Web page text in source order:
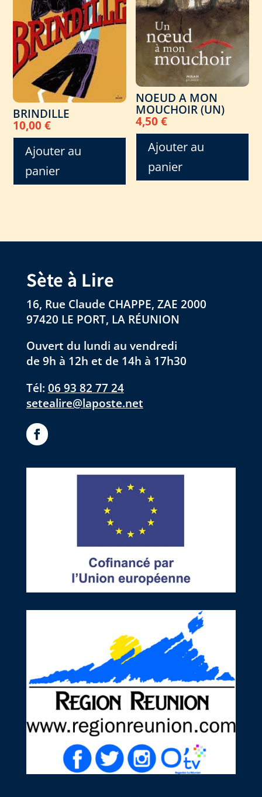
BRINDILLE
10,00€
Ajouter au
panier
NOEUD A MON
MOUCHOIR (UN)
4,50€
Ajouter au
panier
Sète à Lire
16, Rue Claude CHAPPE, ZAE 2000
97420 LE PORT, LA RÉUNION
Ouvert du lundi au vendredi
de 9h à 12h et de 14h à 17h30
Tél: 06 93 82 77 24
setealire@laposte.net